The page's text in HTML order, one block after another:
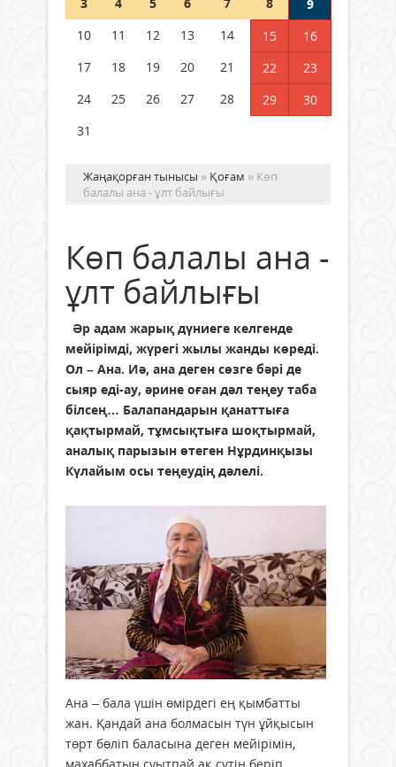
азаматтары қалай дауыс бере
9
10
11 12 13 14 15
16
17
18 19 20 21 22
23
24
25 26 27 28 29
30
31
Жаңақорған тынысы » Қоғам » Көп
балалы ана - ұлт байлығы
Көп балалы ана -
ұлт байлығы
Әр адам жарық дүниеге келгенде
мейірімді, жүрегі жылы жанды көреді.
Ол – Ана. Иә, ана деген сөзге бәрі де
сыяр еді-ау, әрине оған дәл теңеу таба
білсең… Балапандарын қанаттыға
қақтырмай, тұмсықтыға шоқтырмай,
аналық парызын өтеген Нұрдинқызы
Күлайым осы теңеудің дәлелі.
Ана – бала үшін өмірдегі ең қымбатты
жан. Қандай ана болмасын түн ұйқысын
төрт бөліп баласына деген мейірімін,
махаббатын суытпай ақ сүтін беріп